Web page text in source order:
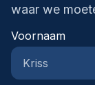
waar we
Voornaam